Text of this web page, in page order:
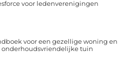
voor ledenverenigingen
voor een gezellige woning en
onderhoudsvriendelijke tuin